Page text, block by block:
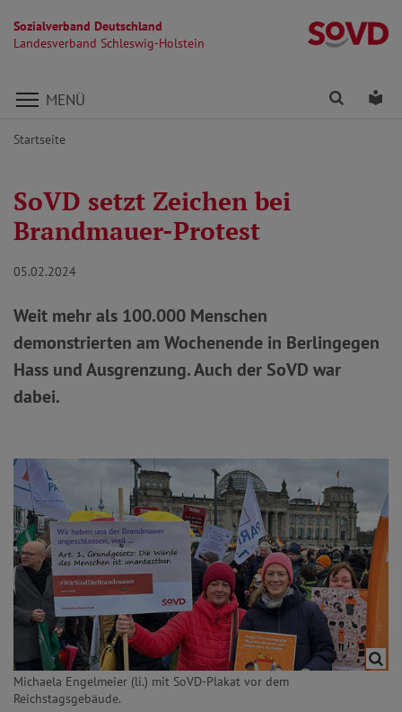
Sozialverband Deutschland
Landesverband Schleswig-Holstein
Direkt zu den Inhalten springen
MENÜ Finden
Startseite
SoVD setzt Zeichen bei
Brandmauer-Protest
05.02.2024
Weit mehr als 100.000 Menschen
demonstrierten am Wochenende in Berlingegen
Hass und Ausgrenzung. Auch der SoVD war
dabei.
Michaela Engelmeier (li.) mit SoVD-Plakat vor dem
Reichstagsgebäude.